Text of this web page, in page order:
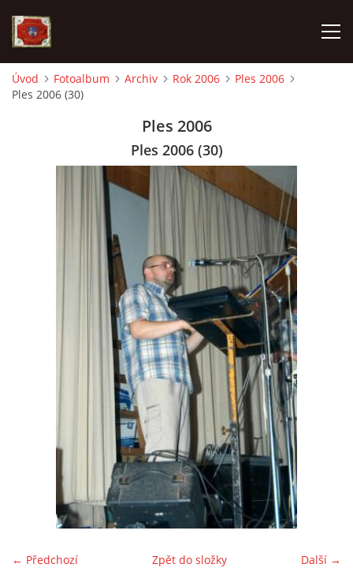
AKTUALITY
VÝJEZDOVÁ JEDNOTKA
KROUŽEK MLADÝCH HASIČŮ
OHLÁŠENÍ PÁLENÍ
PROJEKT DOPRAVNÍ AUTOMOBIL
SH ČMS - Sbor dobrovolných hasičů Havlovice
Havlovice 377
542 32 Úpice
hasici.havlovice@seznam.cz
Úvod Fotoalbum Archiv Rok 2006
Ples 2006
Ples 2006 (30)
Ples 2006
Ples 2006 (30)
← Předchozí Další →
Zpět do složky